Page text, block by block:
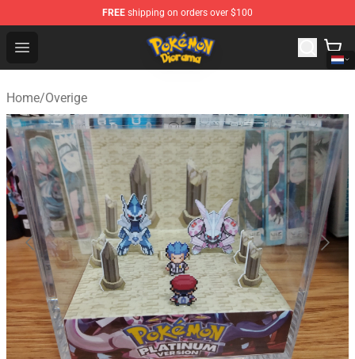
FREE shipping on orders over $100
Open menu
Pokemon Diorama Shop - The Best Store of Pokemon
Home/Overige